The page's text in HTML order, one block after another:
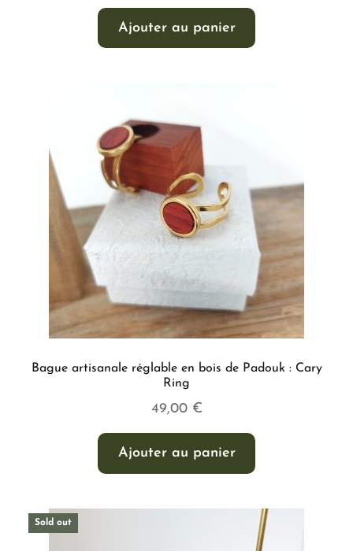
Ajouter au panier
Bague artisanale réglable en bois de Padouk : Cary
Ring
49,00 €
Ajouter au panier
Sold out